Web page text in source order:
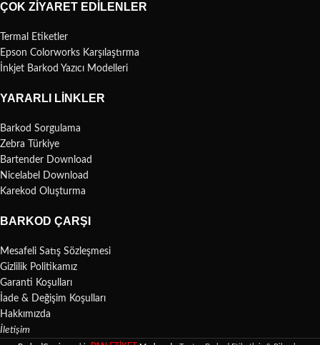
ÇOK ZIYARET EDILENLER
Termal Etiketler
Epson Colorworks Karşılaştırma
İnkjet Barkod Yazıcı Modelleri
YARARLI LINKLER
Barkod Sorgulama
Zebra Türkiye
Bartender Download
Nicelabel Download
Karekod Oluşturma
BARKOD ÇARŞI
Mesafeli Satış Sözleşmesi
Gizlilik Politikamız
Garanti Koşulları
İade & Değişim Koşulları
Hakkımızda
İletişim